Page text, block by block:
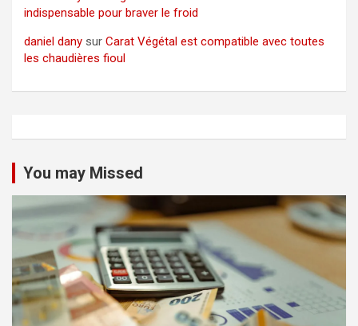
indispensable pour braver le froid
daniel dany sur Carat Végétal est compatible avec toutes
les chaudières fioul
You may Missed